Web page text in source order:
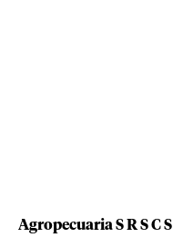
Agropecuaria S R S C S